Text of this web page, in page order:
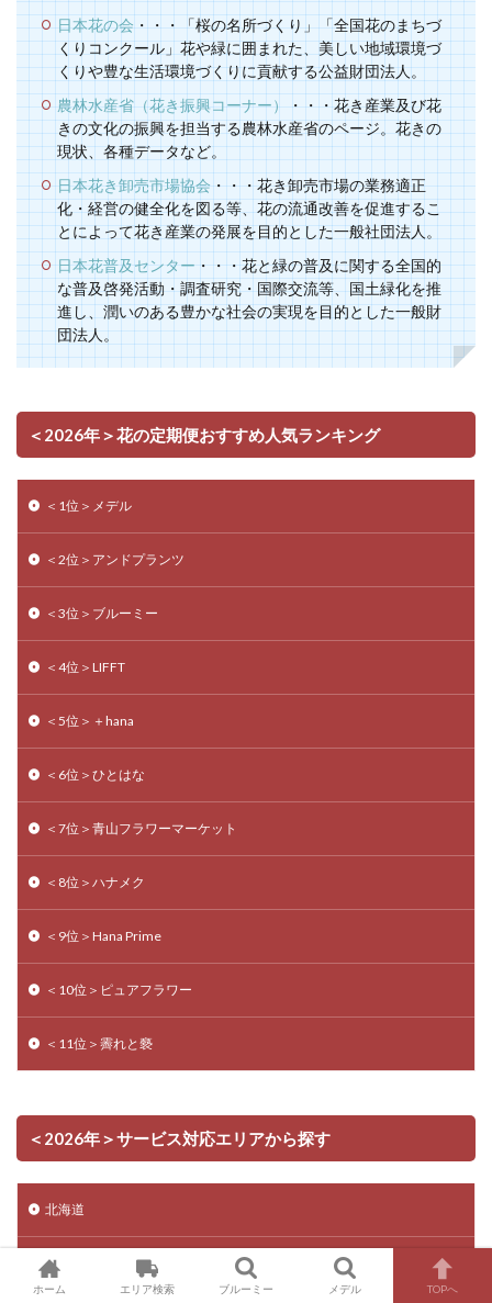
日本花の会・・・「桜の名所づくり」「全国花のまちづ
くりコンクール」花や緑に囲まれた、美しい地域環境づ
くりや豊な生活環境づくりに貢献する公益財団法人。
農林水産省（花き振興コーナー）・・・花き産業及び花
きの文化の振興を担当する農林水産省のページ。花きの
現状、各種データなど。
日本花き卸売市場協会・・・花き卸売市場の業務適正
化・経営の健全化を図る等、花の流通改善を促進するこ
とによって花き産業の発展を目的とした一般社団法人。
日本花普及センター・・・花と緑の普及に関する全国的
な普及啓発活動・調査研究・国際交流等、国土緑化を推
進し、潤いのある豊かな社会の実現を目的とした一般財
団法人。
＜2026年＞花の定期便おすすめ人気ランキング
＜1位＞メデル
＜2位＞アンドプランツ
＜3位＞ブルーミー
＜4位＞LIFFT
＜5位＞＋hana
＜6位＞ひとはな
＜7位＞青山フラワーマーケット
＜8位＞ハナメク
＜9位＞Hana Prime
＜10位＞ピュアフラワー
＜11位＞霽れと褻
＜2026年＞サービス対応エリアから探す
北海道
東北地方
ホーム エリア検索 ブルーミー メデル TOPへ